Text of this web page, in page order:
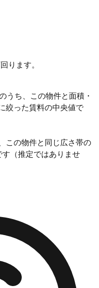
ります。
うち、この物件と面積・
絞った賃料の中央値で
この物件と同じ広さ帯の
（推定ではありませ